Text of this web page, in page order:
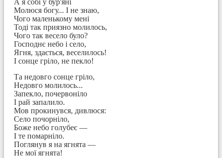
А я собі у бур'яні
Молюся богу... І не знаю,
Чого маленькому мені
Тоді так приязно молилось,
Чого так весело було?
Господнє небо і село,
Ягня, здається, веселилось!
І сонце гріло, не пекло!
Та недовго сонце гріло,
Недовго молилось...
Запекло, почервоніло
І рай запалило.
Мов прокинувся, дивлюся:
Село почорніло,
Боже небо голубеє —
І те помарніло.
Поглянув я на ягнята —
Не мої ягнята!